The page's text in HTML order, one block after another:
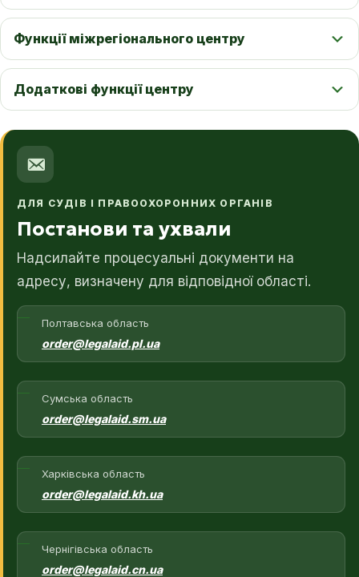
Функції міжрегіонального центру
Додаткові функції центру
ДЛЯ СУДІВ І ПРАВООХОРОННИХ ОРГАНІВ
Постанови та ухвали
Надсилайте процесуальні документи на
адресу, визначену для відповідної області.
Полтавська область
order@legalaid.pl.ua
Сумська область
order@legalaid.sm.ua
Харківська область
order@legalaid.kh.ua
Чернігівська область
order@legalaid.cn.ua